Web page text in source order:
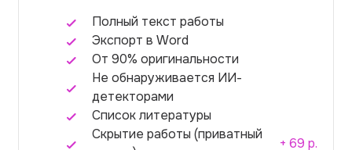
Полный текст работы
Экспорт в Word
От 90% оригинальности
Не обнаруживается ИИ-
детекторами
Список литературы
Скрытие работы (приватный
+ 69 р.